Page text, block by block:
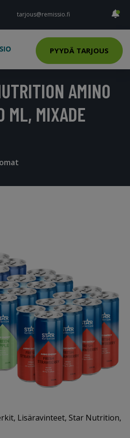
tarjous@remissio.fi
PYYDÄ TARJOUS
AMINO
ML, MIXADE
, Lisäravinteet, Star Nutrition,